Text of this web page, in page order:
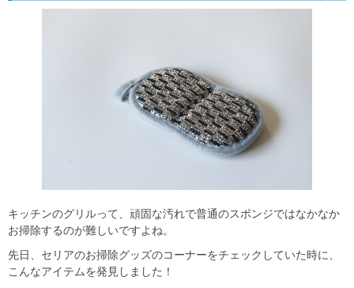
キッチンのグリルって、頑固な汚れで普通のスポンジではなかなか
お掃除するのが難しいですよね。
先日、セリアのお掃除グッズのコーナーをチェックしていた時に、
こんなアイテムを発見しました！